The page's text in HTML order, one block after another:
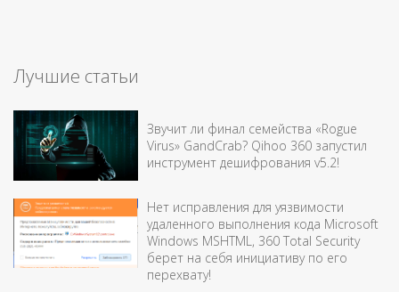
Лучшие статьи
Звучит ли финал семейства «Rogue
Virus» GandCrab? Qihoo 360 запустил
инструмент дешифрования v5.2!
Нет исправления для уязвимости
удаленного выполнения кода Microsoft
Windows MSHTML, 360 Total Security
берет на себя инициативу по его
перехвату!